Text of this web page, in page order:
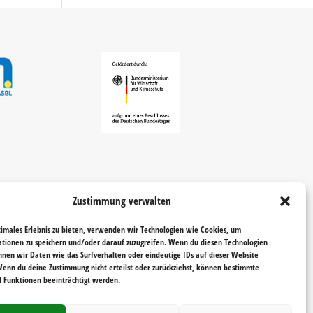
Zustimmung verwalten
Erlebnis zu bieten, verwenden wir Technologien wie Cookies, um
zu speichern und/oder darauf zuzugreifen. Wenn du diesen Technologien
wir Daten wie das Surfverhalten oder eindeutige IDs auf dieser Website
du deine Zustimmung nicht erteilst oder zurückziehst, können bestimmte
Funktionen beeinträchtigt werden.